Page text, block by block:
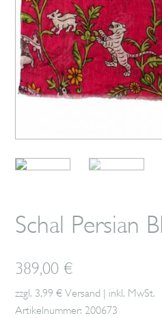
Schal Persian
389,00€
zzgl. 3,99 € Versand | inkl. MwSt.
Artikelnummer: 200673